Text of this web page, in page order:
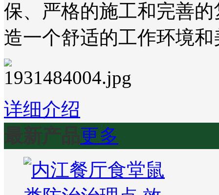
保、严格的施工和完善
造一个舒适的工作环境
详细介绍
最新产品更多